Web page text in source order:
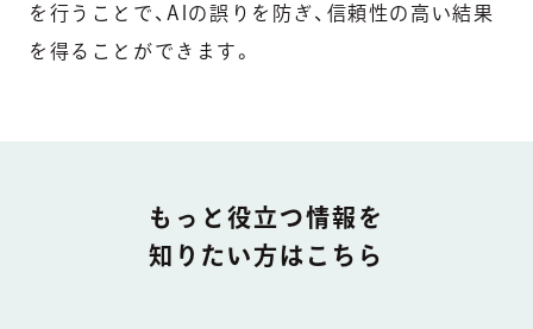
を行うことで、AIの誤りを防ぎ、信頼性の高い結果
を得ることができます。
DOCUMENT
もっと役立つ情報を
知りたい方はこちら